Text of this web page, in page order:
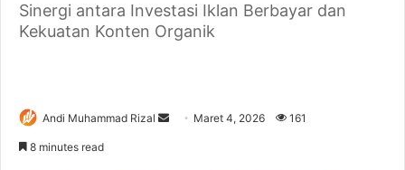
Sinergi antara Investasi Iklan Berbayar dan
Kekuatan Konten Organik
Andi Muhammad Rizal Maret 4, 2026 161
8 minutes read